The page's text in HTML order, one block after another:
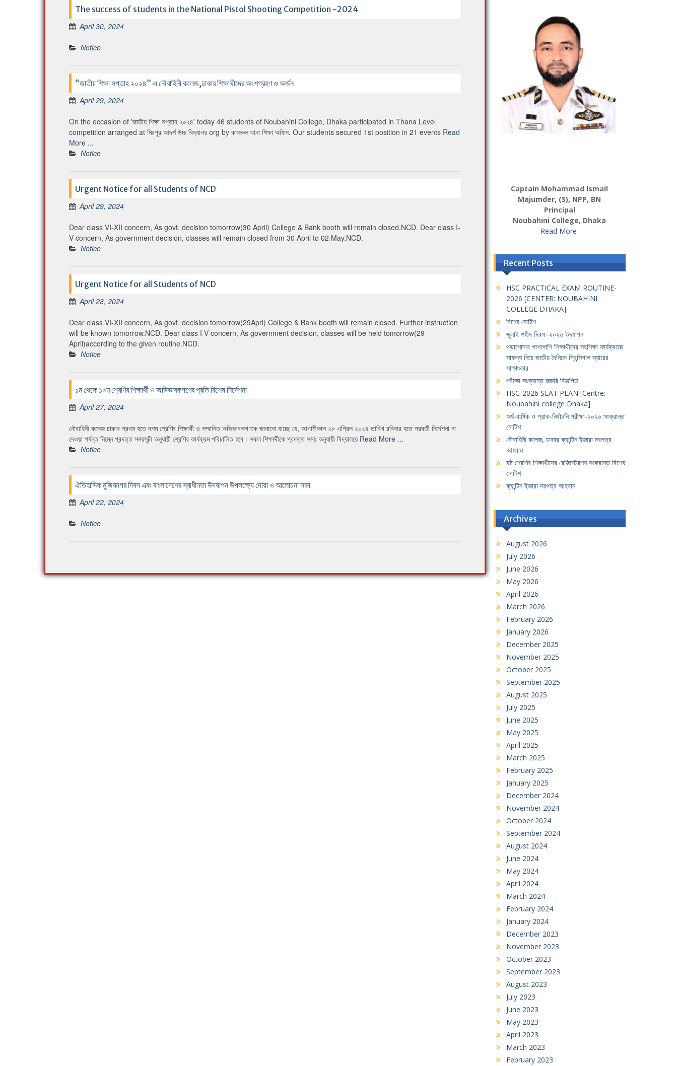
The success of students in the National Pistol Shooting Competition -2024
April 30, 2024
Notice
“জাতীয় শিক্ষা সপ্তাহ ২০২৪” এ নৌবাহিনী কলেজ,ঢাকার শিক্ষার্থীদের অংশগ্রহণ ও অর্জন
April 29, 2024
On the occasion of 'জাতীয় শিক্ষা সপ্তাহ ২০২৪' today 46 students of Noubahini College, Dhaka participated in Thana Level
competition arranged at মিরপুর আদর্শ উচ্চ বিদ্যালয় org by কাফরুল থানা শিক্ষা অফিস. Our students secured 1st position in 21 events Read
More ...
Notice
Urgent Notice for all Students of NCD
April 29, 2024
Dear class VI-XII concern, As govt. decision tomorrow(30 April) College & Bank booth will remain closed.NCD. Dear class I-
V concern, As government decision, classes will remain closed from 30 April to 02 May.NCD.
Notice
Urgent Notice for all Students of NCD
April 28, 2024
Dear class VI-XII concern, As govt. decision tomorrow(29Aprl) College & Bank booth will remain closed. Further instruction
will be known tomorrow.NCD. Dear class I-V concern, As government decision, classes will be held tomorrow(29
April)according to the given routine.NCD.
Notice
১ম থেকে ১০ম শ্রেণির শিক্ষার্থী ও অভিভাবকগণের প্রতি বিশেষ নির্দেশনা
April 27, 2024
নৌবাহিনী কলেজ ঢাকার প্রথম হতে দশম শ্রেণির শিক্ষার্থী ও সম্মানিত অভিভাবকগণকে জানানো যাচ্ছে যে, আগামীকাল ২৮ এপ্রিল ২০২৪ তারিখ রবিবার হতে পরবর্তী নির্দেশনা না
দেওয়া পর্যন্ত নিম্নে প্রদত্ত সময়সূচী অনুযায়ী শ্রেণির কার্যক্রম পরিচালিত হবে। সকল শিক্ষার্থীকে প্রদত্ত সময় অনুযায়ী বিদ্যালয়ে Read More ...
Notice
ঐতিহাসিক মুজিবনগর দিবস এবং বাংলাদেশের স্বাধীনতা উদযাপন উপলক্ষ্যে দোয়া ও আলোচনা সভা
April 22, 2024
Notice
Captain Mohammad Ismail
Majumder, (S), NPP, BN
Principal
Noubahini College, Dhaka
Read More
Recent Posts
HSC PRACTICAL EXAM ROUTINE-
2026 [CENTER: NOUBAHINI
COLLEGE DHAKA]
বিশেষ নোটিশ
জুলাই শহীদ দিবস–২০২৬ উদযাপন
পড়াশোনার পাশাপাশি শিক্ষার্থীদের সহশিক্ষা কার্যক্রমের
সাফল্য নিয়ে জাতীয় দৈনিকে প্রিন্সিপাল স্যারের
সাক্ষাৎকার
পরীক্ষা সংক্রান্ত জরুরি বিজ্ঞপ্তি
HSC-2026 SEAT PLAN [Centre:
Noubahini college Dhaka]
অর্ধ-বার্ষিক ও প্রাক-নির্বাচনি পরীক্ষা-২০২৬ সংক্রান্ত
নোটিশ
নৌবাহিনী কলেজ, ঢাকার ক্যান্টিন ইজারা দরপত্র
আহবান
ষষ্ঠ শ্রেণির শিক্ষার্থীদের রেজিস্ট্রেশন সংক্রান্ত বিশেষ
নোটিশ
ক্যান্টিন ইজারা দরপত্র আহবান
Archives
August 2026
July 2026
June 2026
May 2026
April 2026
March 2026
February 2026
January 2026
December 2025
November 2025
October 2025
September 2025
August 2025
July 2025
June 2025
May 2025
April 2025
March 2025
February 2025
January 2025
December 2024
November 2024
October 2024
September 2024
August 2024
June 2024
May 2024
April 2024
March 2024
February 2024
January 2024
December 2023
November 2023
October 2023
September 2023
August 2023
July 2023
June 2023
May 2023
April 2023
March 2023
February 2023